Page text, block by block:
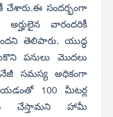
సందర్భంగా
వారందరికీ
తెలిపారు. యుద్ధ
పనులు మొదలు
సమస్య అధికంగా
100 మీటర్ల
చేస్తామని హామీ